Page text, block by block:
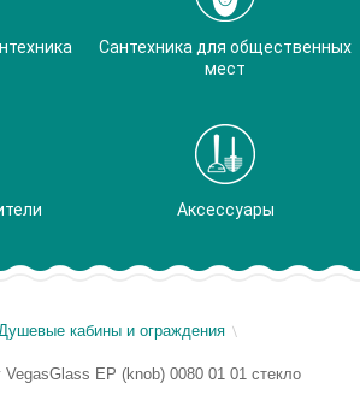
Сантехника для общественных
мест
Аксессуары
кабины и ограждения
EP (knob) 0080 01 01 стекло